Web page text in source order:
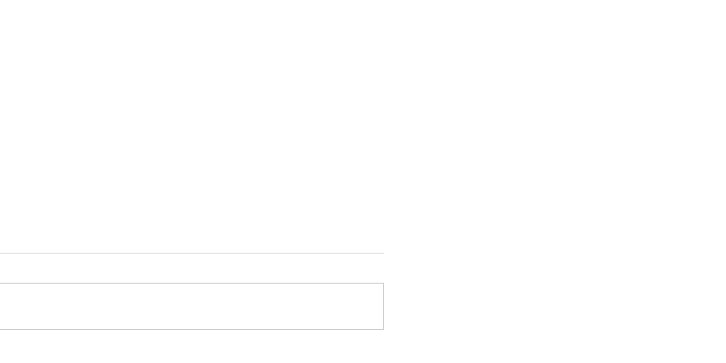
Municípios para instituir
gestores municipais acerca da
população em situação de
sociais da Bahia, Goiás, Pará, Rio